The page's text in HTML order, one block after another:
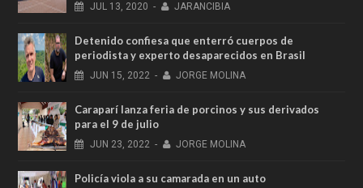
JUL 13, 2020 - JARANCIBIA
Detenido confiesa que enterró cuerpos de
periodista y experto desaparecidos en Brasil
JUN 15, 2022 - JORGE MOLINA
Caraparí lanza feria de porcinos y sus derivados
para el 9 de julio
JUN 23, 2022 - JORGE MOLINA
Policía viola a su camarada en un auto